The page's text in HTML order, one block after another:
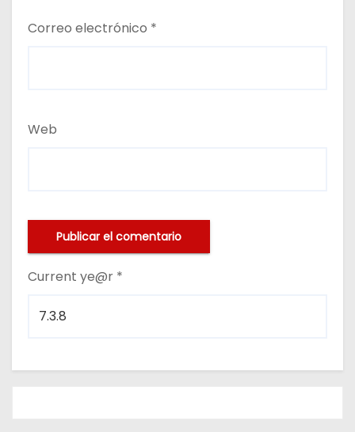
Correo electrónico *
Web
Current ye@r *